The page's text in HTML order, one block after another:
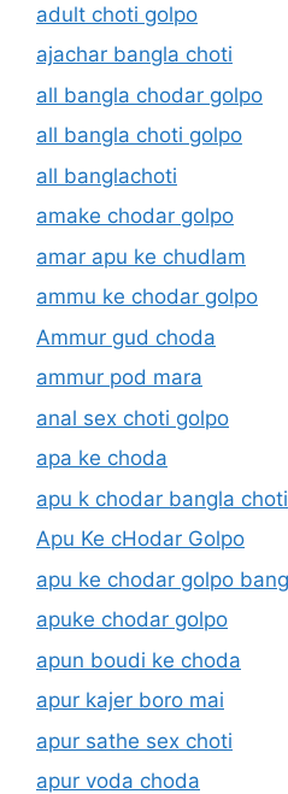
adult choti golpo
ajachar bangla choti
all bangla chodar golpo
all bangla choti golpo
all banglachoti
amake chodar golpo
amar apu ke chudlam
ammu ke chodar golpo
Ammur gud choda
ammur pod mara
anal sex choti golpo
apa ke choda
apu k chodar bangla choti
Apu Ke cHodar Golpo
apu ke chodar golpo
apuke chodar golpo
apun boudi ke choda
apur kajer boro mai
apur sathe sex choti
apur voda choda